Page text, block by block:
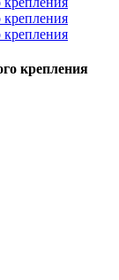
крепления